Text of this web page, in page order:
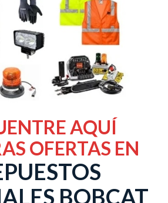
AQUÍ
OFERTAS EN
BOBCAT